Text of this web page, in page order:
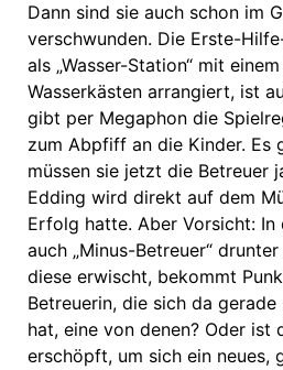
Dann sind sie auch schon im
verschwunden. Die Erste-
als „Wasser-Station“ mit
Wasserkästen arrangiert, ist
gibt per Megaphon die
zum Abpfiff an die Kinder. Es
müssen sie jetzt die Betreuer
Edding wird direkt auf dem
Erfolg hatte. Aber Vorsicht: In
auch „Minus-Betreuer“
diese erwischt, bekommt
Betreuerin, die sich da
hat, eine von denen? Oder ist
erschöpft, um sich ein neues,